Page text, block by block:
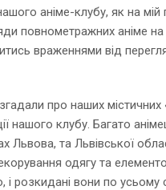
аніме-клубу, як на мій
повнометражних аніме
враженнями від
про наших містичних
нашого клубу. Багато
та Львівської
одягу та
розкидані вони по